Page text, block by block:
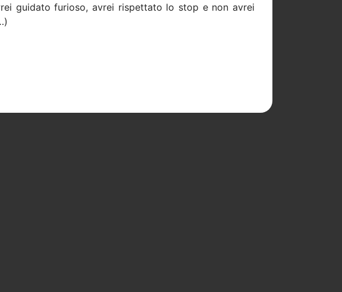
guidato furioso, avrei rispettato lo stop e non avrei